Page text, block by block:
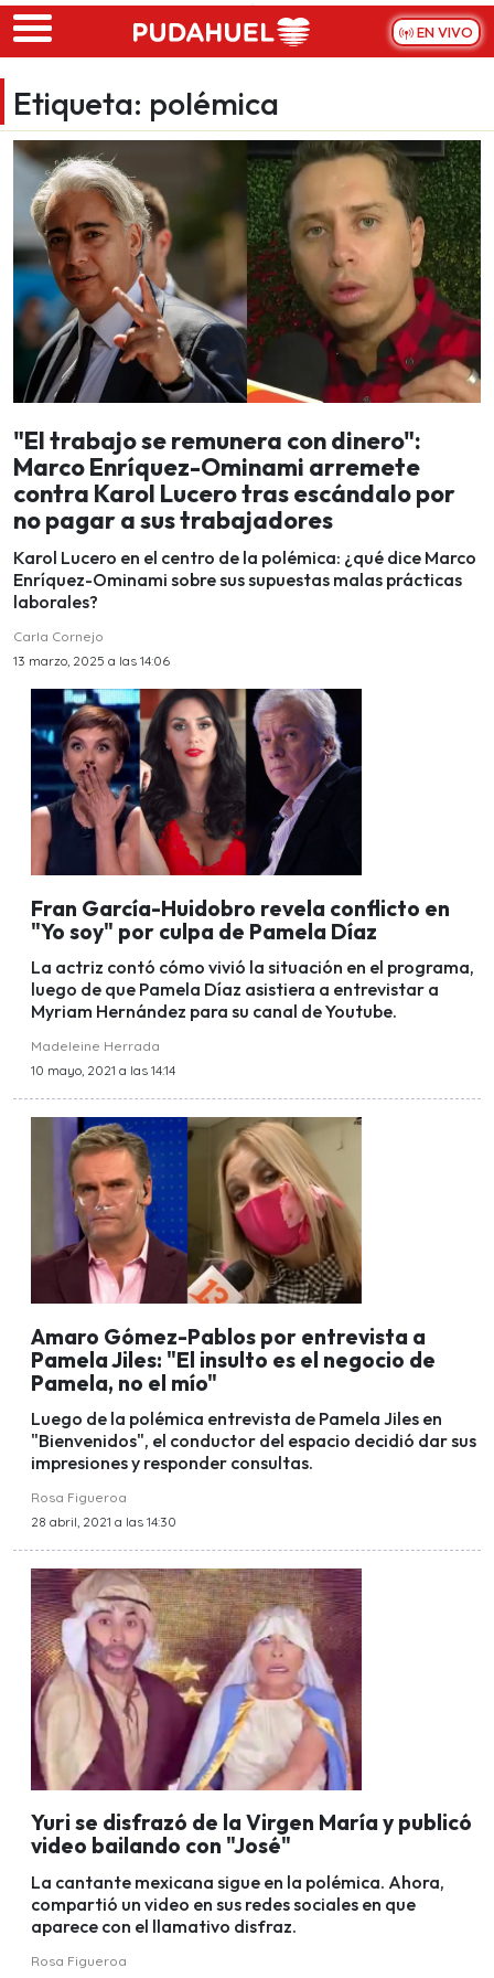
Skip to main content
EN VIVO
Etiqueta: polémica
"El trabajo se remunera con dinero":
Marco Enríquez-Ominami arremete
contra Karol Lucero tras escándalo por
no pagar a sus trabajadores
Karol Lucero en el centro de la polémica: ¿qué dice Marco
Enríquez-Ominami sobre sus supuestas malas prácticas
laborales?
Carla Cornejo
13 marzo, 2025 a las 14:06
Fran García-Huidobro revela conflicto en
"Yo soy" por culpa de Pamela Díaz
La actriz contó cómo vivió la situación en el programa,
luego de que Pamela Díaz asistiera a entrevistar a
Myriam Hernández para su canal de Youtube.
Madeleine Herrada
10 mayo, 2021 a las 14:14
Amaro Gómez-Pablos por entrevista a
Pamela Jiles: "El insulto es el negocio de
Pamela, no el mío"
Luego de la polémica entrevista de Pamela Jiles en
"Bienvenidos", el conductor del espacio decidió dar sus
impresiones y responder consultas.
Rosa Figueroa
28 abril, 2021 a las 14:30
Yuri se disfrazó de la Virgen María y publicó
video bailando con "José"
La cantante mexicana sigue en la polémica. Ahora,
compartió un video en sus redes sociales en que
aparece con el llamativo disfraz.
Rosa Figueroa